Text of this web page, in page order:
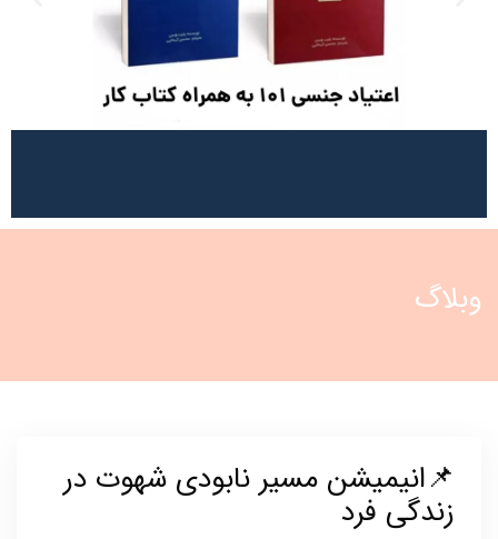
وبلاگ
📌انیمیشن مسیر نابودی شهوت در
زندگی فرد